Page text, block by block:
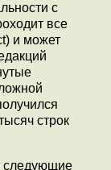
с
все
и может
строк
следующие